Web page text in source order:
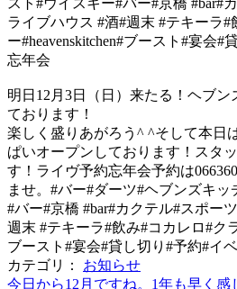
明日12月3日（日）来たる！ヘブ
ております！
楽しく盛りあがろう^ ^そして本日
ぱいオープンしております！スタ
す！ライヴ予約忘年会予約は
ませ。#バー#ダーツ#ヘブンズキ
#バー#京橋 #bar#カクテル#スポー
週末 #テキーラ#飲み#コカレロ#ク
ブースト#宴会#貸し切り#予約#イ
カテゴリ： お知らせ
今日から12月ですね。1年も早く感